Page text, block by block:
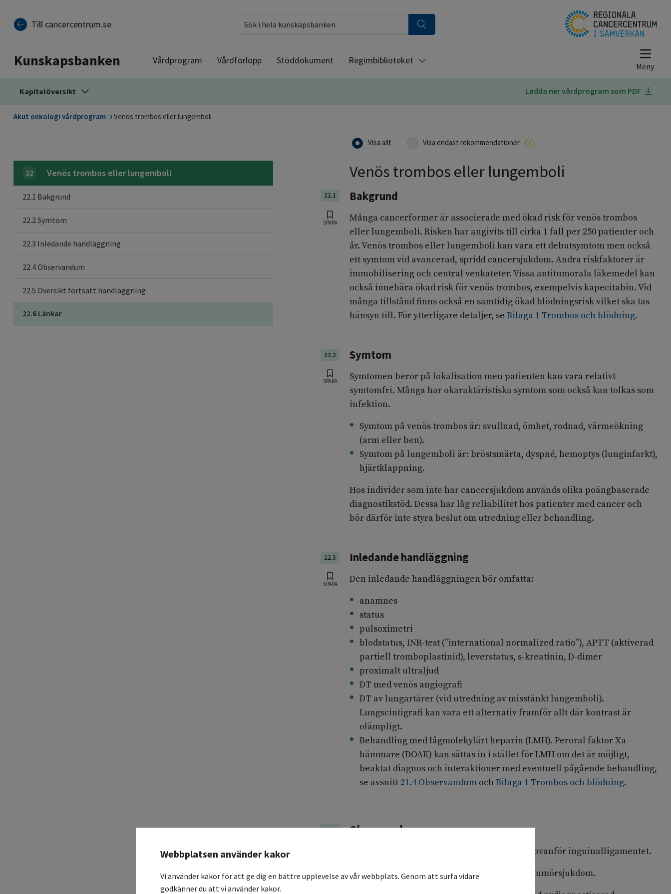
Till cancercentrum.se
Kunskapsbanken Vårdprogram Vårdförlopp Stöddokument Regimbiblioteket
Kapitelöversikt Ladda ner vårdprogram som PDF
Akut onkologi vårdprogram Venös trombos eller lungemboli
22 Venös trombos eller lungemboli
22.1 Bakgrund
22.2 Symtom
22.3 Inledande handläggning
22.4 Observandum
22.5 Översikt fortsatt handläggning
22.6 Länkar
Visa allt Visa endast rekommendationer
Venös trombos eller lungemboli
22.1 Bakgrund
SPARA
Många cancerformer är associerade med ökad risk för venös trombos
eller lungemboli. Risken har angivits till cirka 1 fall per 250 patienter och
år. Venös trombos eller lungemboli kan vara ett debutsymtom men också
ett symtom vid avancerad, spridd cancersjukdom. Andra riskfaktorer är
immobilisering och central venkateter. Vissa antitumorala läkemedel kan
också innebära ökad risk för venös trombos, exempelvis kapecitabin. Vid
många tillstånd finns också en samtidig ökad blödningsrisk vilket ska tas
hänsyn till. För ytterligare detaljer, seBilaga 1 Trombos och blödning.
22.2 Symtom
SPARA
Symtomen beror på lokalisation men patienten kan vara relativt
symtomfri. Många har okaraktäristiska symtom som också kan tolkas som
infektion.
Symtom på venös trombos är: svullnad, ömhet, rodnad, värmeökning
(arm eller ben).
Symtom på lungemboli är: bröstsmärta, dyspné, hemoptys (lunginfarkt),
hjärtklappning.
Hos individer som inte har cancersjukdom används olika poängbaserade
diagnostikstöd. Dessa har låg reliabilitet hos patienter med cancer och
bör därför inte styra beslut om utredning eller behandling.
22.3 Inledande handläggning
SPARA
Den inledande handläggningen bör omfatta:
anamnes
status
pulsoximetri
blodstatus, INR-test (”international normalized ratio”), APTT (aktiverad
partiell tromboplastinid), leverstatus, s-kreatinin, D-dimer
proximalt ultraljud
DT med venös angiografi
DT av lungartärer (vid utredning av misstänkt lungemboli).
Lungscintigrafi kan vara ett alternativ framför allt där kontrast är
olämpligt.
Behandling med lågmolekylärt heparin (LMH). Peroral faktor Xa-
hämmare (DOAK) kan sättas in i stället för LMH om det är möjligt,
beaktat diagnos och interaktioner med eventuell pågående behandling,
se avsnitt 21.4 Observandumoch Bilaga 1 Trombos och blödning.
22.4 Observandum
Ultraljud är svårbedömt nedom knänivå och ovanför inguinalligamentet.
D-dimer är av tveksamt värde vid avancerad tumörsjukdom.
Webbplatsen använder kakor
Vi använder kakor för att ge dig en bättre upplevelse av vår webbplats. Genom att surfa vidare
godkänner du att vi använder kakor.